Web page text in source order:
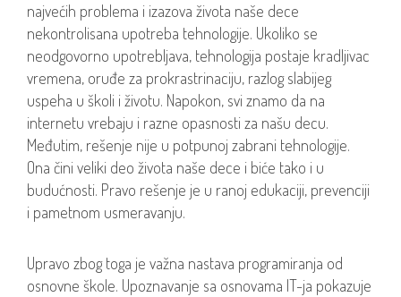
najvećih problema i izazova života naše dece
nekontrolisana upotreba tehnologije. Ukoliko se
neodgovorno upotrebljava, tehnologija postaje kradljivac
vremena, oruđe za prokrastrinaciju, razlog slabijeg
uspeha u školi i životu. Napokon, svi znamo da na
internetu vrebaju i razne opasnosti za našu decu.
Međutim, rešenje nije u potpunoj zabrani tehnologije.
Ona čini veliki deo života naše dece i biće tako i u
budućnosti. Pravo rešenje je u ranoj edukaciji, prevenciji
i pametnom usmeravanju.
Upravo zbog toga je važna nastava programiranja od
osnovne škole. Upoznavanje sa osnovama IT-ja pokazuje